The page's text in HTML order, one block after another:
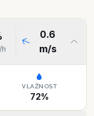
0.6
m/s
VLAŽNOST
72%